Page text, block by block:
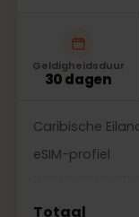
Geldigheidsduur
30 dagen
Caribische
eSIM-profiel
Totaal